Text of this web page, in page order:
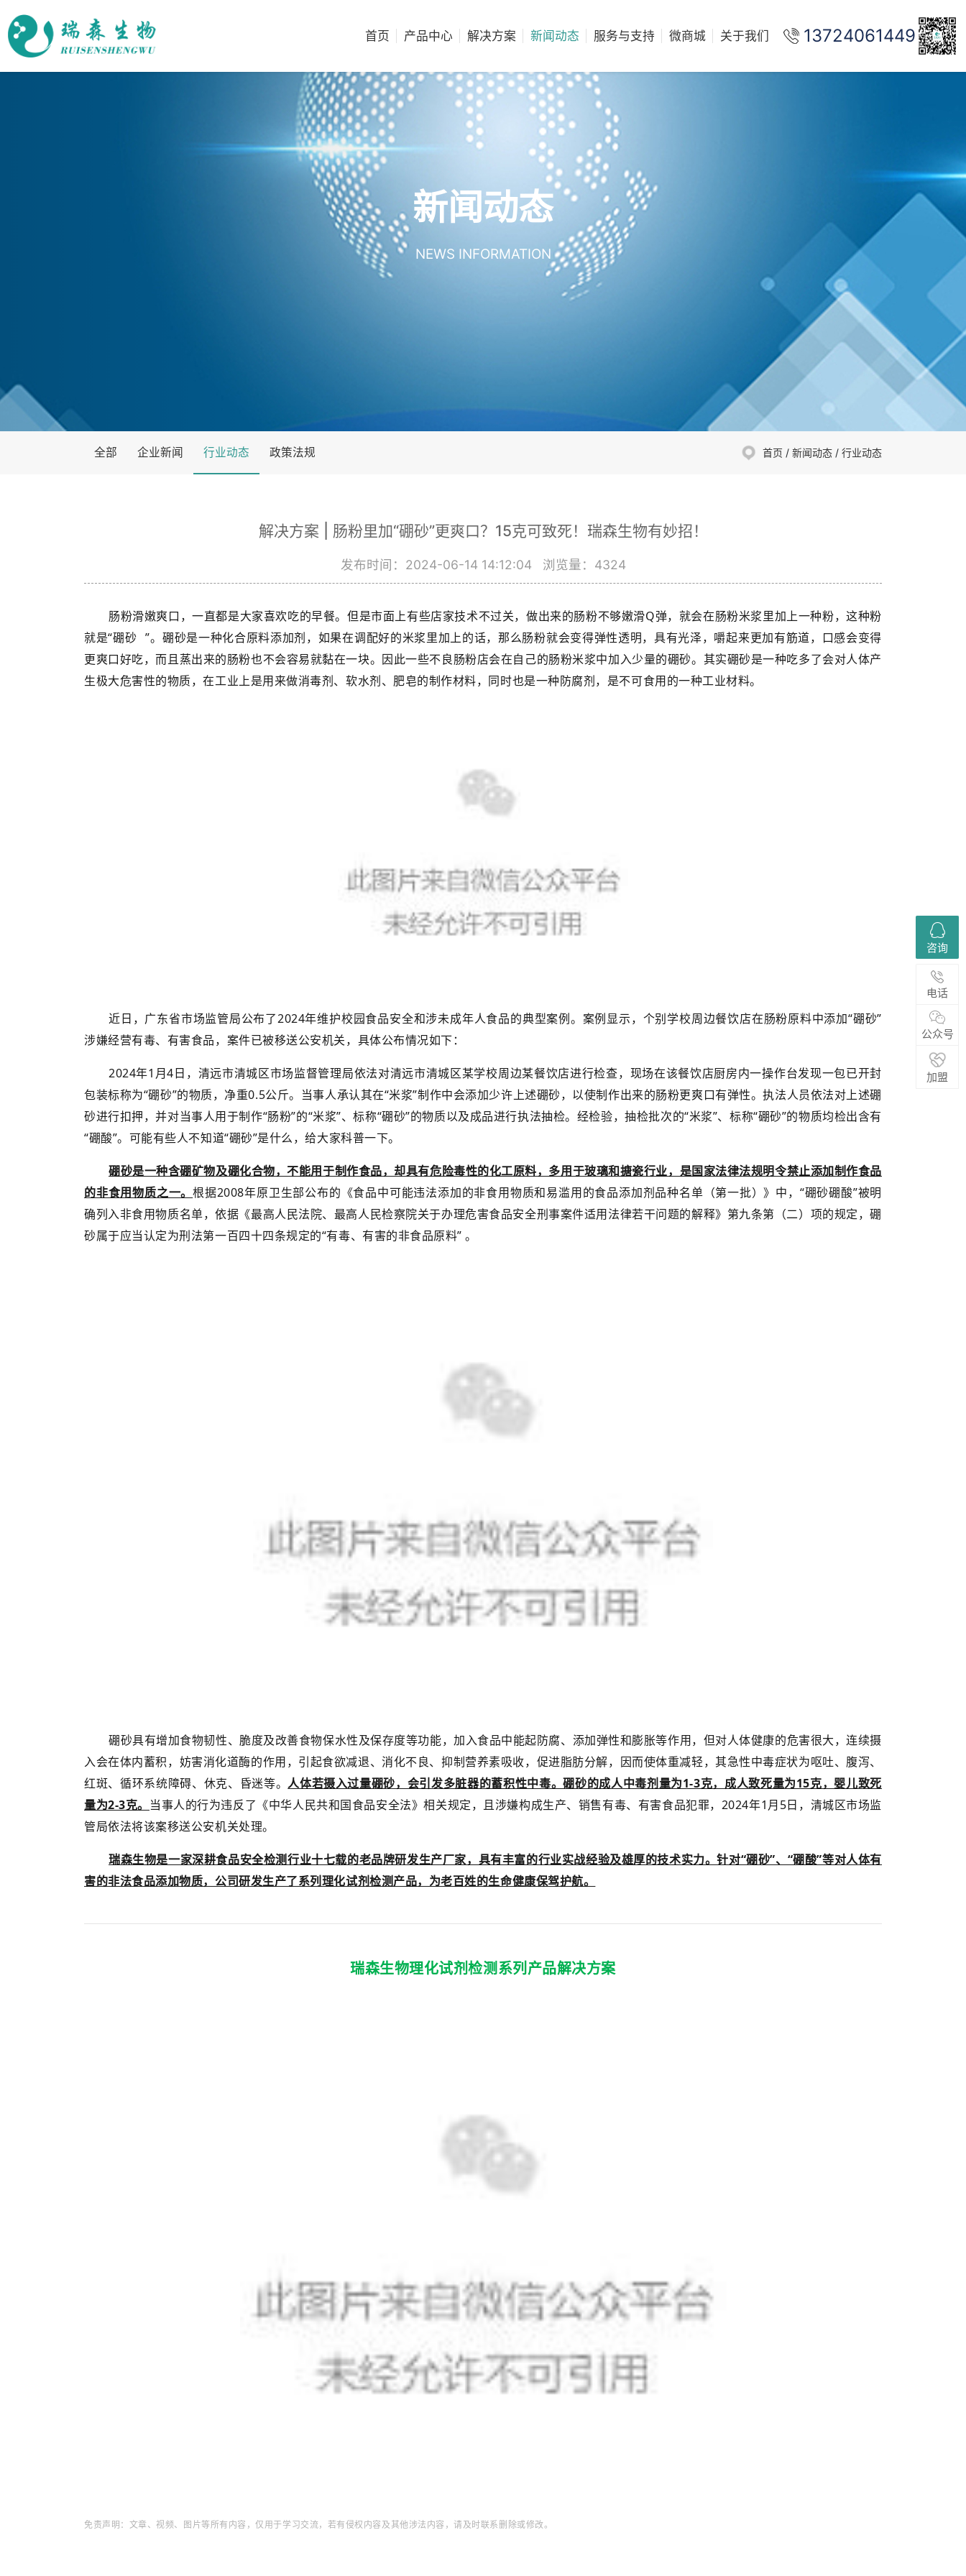
首页 产品中心 解决方案 新闻动态 服务与支持 微商城 关于我们 13724061449
新闻动态
NEWS INFORMATION
全部 企业新闻 行业动态 政策法规 首页 / 新闻动态 / 行业动态
解决方案 | 肠粉里加“硼砂”更爽口？15克可致死！瑞森生物有妙招！
发布时间：2024-06-14 14:12:04 浏览量： 4324
肠粉滑嫩爽口，一直都是大家喜欢吃的早餐。但是市面上有些店家技术不过关，做出来的肠粉不够嫩滑Q弹，就会在肠粉米浆里加上一种粉，这种粉
就是“硼砂 ”。硼砂是一种化合原料添加剂，如果在调配好的米浆里加上的话，那么肠粉就会变得弹性透明，具有光泽，嚼起来更加有筋道，口感会变得
更爽口好吃，而且蒸出来的肠粉也不会容易就黏在一块。因此一些不良肠粉店会在自己的肠粉米浆中加入少量的硼砂。其实硼砂是一种吃多了会对人体产
生极大危害性的物质，在工业上是用来做消毒剂、软水剂、肥皂的制作材料，同时也是一种防腐剂，是不可食用的一种工业材料。
近日，广东省市场监管局公布了2024年维护校园食品安全和涉未成年人食品的典型案例。案例显示，个别学校周边餐饮店在肠粉原料中添加“硼砂”
涉嫌经营有毒、有害食品，案件已被移送公安机关，具体公布情况如下：
2024年1月4日，清远市清城区市场监督管理局依法对清远市清城区某学校周边某餐饮店进行检查，现场在该餐饮店厨房内一操作台发现一包已开封
包装标称为“硼砂”的物质，净重0.5公斤。当事人承认其在“米浆”制作中会添加少许上述硼砂，以使制作出来的肠粉更爽口有弹性。执法人员依法对上述硼
砂进行扣押，并对当事人用于制作“肠粉”的“米浆”、标称“硼砂”的物质以及成品进行执法抽检。经检验，抽检批次的“米浆”、标称“硼砂”的物质均检出含有
“硼酸”。可能有些人不知道“硼砂”是什么，给大家科普一下。
硼砂是一种含硼矿物及硼化合物，不能用于制作食品，却具有危险毒性的化工原料，多用于玻璃和搪瓷行业，是国家法律法规明令禁止添加制作食品
的非食用物质之一。根据2008年原卫生部公布的《食品中可能违法添加的非食用物质和易滥用的食品添加剂品种名单（第一批）》中，“硼砂硼酸”被明
确列入非食用物质名单，依据《最高人民法院、最高人民检察院关于办理危害食品安全刑事案件适用法律若干问题的解释》第九条第（二）项的规定，硼
砂属于应当认定为刑法第一百四十四条规定的“有毒、有害的非食品原料” 。
硼砂具有增加食物韧性、脆度及改善食物保水性及保存度等功能，加入食品中能起防腐、添加弹性和膨胀等作用，但对人体健康的危害很大，连续摄
入会在体内蓄积，妨害消化道酶的作用，引起食欲减退、消化不良、抑制营养素吸收，促进脂肪分解，因而使体重减轻，其急性中毒症状为呕吐、腹泻、
红斑、循环系统障碍、休克、昏迷等。人体若摄入过量硼砂，会引发多脏器的蓄积性中毒。硼砂的成人中毒剂量为1-3克，成人致死量为15克，婴儿致死
量为2-3克。 当事人的行为违反了《中华人民共和国食品安全法》相关规定，且涉嫌构成生产、销售有毒、有害食品犯罪，2024年1月5日，清城区市场监
管局依法将该案移送公安机关处理。
瑞森生物是一家深耕食品安全检测行业十七载的老品牌研发生产厂家，具有丰富的行业实战经验及雄厚的技术实力。针对“硼砂”、“硼酸”等对人体有
害的非法食品添加物质，公司研发生产了系列理化试剂检测产品，为老百姓的生命健康保驾护航。
瑞森生物理化试剂检测系列产品解决方案
免责声明： 文章、视频、图片等所有内容，仅用于学习交流，若有侵权内容及其他涉法内容，请及时联系删除或修改。
咨询
电话
公众号
加盟